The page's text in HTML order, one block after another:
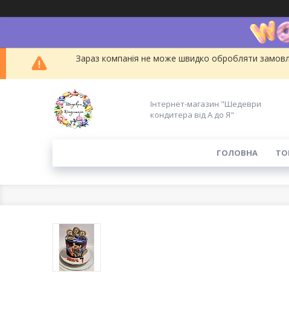
Зараз компанія не може швидко обробляти
Інтернет-магазин "Шедеври
кондитера від А до Я"
ГОЛОВНА